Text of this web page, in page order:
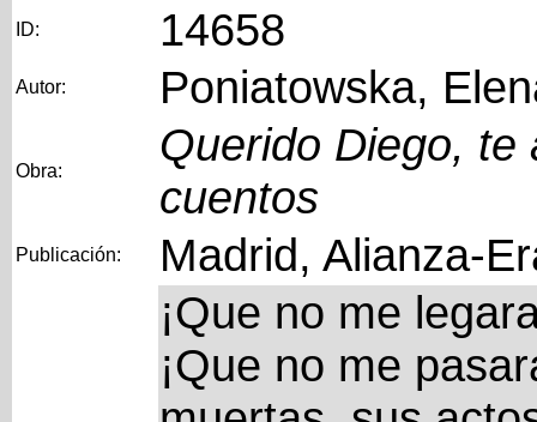
ID: 14658
Autor: Poniatowska,
Obra:
Querido Diego, te
cuentos
Publicación: Madrid, Alianza-
¡Que no me
¡Que no me